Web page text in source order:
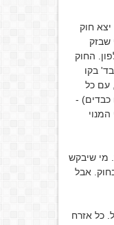
יצא חוק
שבזק
החוק
בקו
עם כל
כבדים) -
מי שיבקש
אבל
כל אזרח